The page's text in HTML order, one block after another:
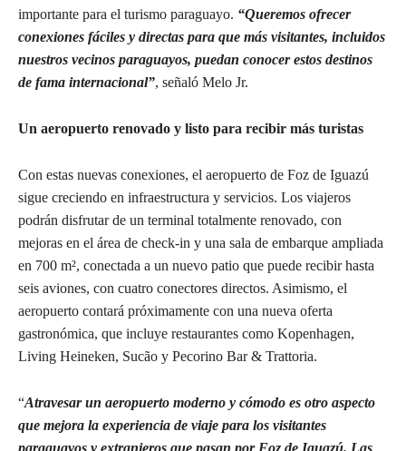
importante para el turismo paraguayo. “Queremos ofrecer
conexiones fáciles y directas para que más visitantes, incluidos
nuestros vecinos paraguayos, puedan conocer estos destinos
de fama internacional”, señaló Melo Jr.
Un aeropuerto renovado y listo para recibir más turistas
Con estas nuevas conexiones, el aeropuerto de Foz de Iguazú
sigue creciendo en infraestructura y servicios. Los viajeros
podrán disfrutar de un terminal totalmente renovado, con
mejoras en el área de check-in y una sala de embarque ampliada
en 700 m², conectada a un nuevo patio que puede recibir hasta
seis aviones, con cuatro conectores directos. Asimismo, el
aeropuerto contará próximamente con una nueva oferta
gastronómica, que incluye restaurantes como Kopenhagen,
Living Heineken, Sucão y Pecorino Bar & Trattoria.
“Atravesar un aeropuerto moderno y cómodo es otro aspecto
que mejora la experiencia de viaje para los visitantes
paraguayos y extranjeros que pasan por Foz de Iguazú. Las